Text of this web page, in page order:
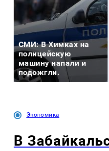
СМИ: В Химках на
полицейскую
машину напали и
подожгли.
Экономика
В